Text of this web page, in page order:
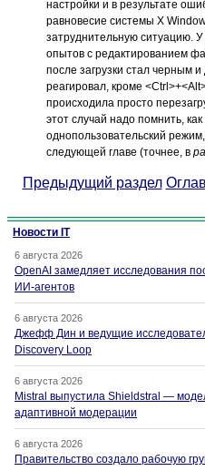
настройки и в результате
равновесие системы X
затруднительную ситуацию.
опытов с редактированием
после загрузки стал черным
реагировал, кроме
происходила просто
этот случай надо помнить,
однопользовательский
следующей главе (точнее, в
Предыдущий раздел
Новости IT
6 августа 2026
OpenAI замедляет исследования
ИИ-агентов
6 августа 2026
Джефф Дин и ведущие
Discovery Loop
6 августа 2026
Mistral выпустила Shieldstral —
адаптивной модерации
6 августа 2026
Правительство создало рабочую